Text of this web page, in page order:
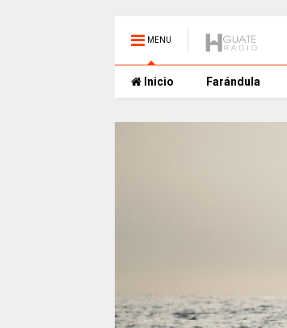
MENU
Inicio Farándula